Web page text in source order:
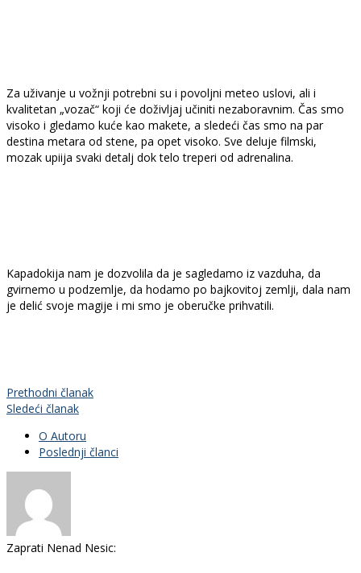
Za uživanje u vožnji potrebni su i povoljni meteo uslovi, ali i
kvalitetan „vozač“ koji će doživljaj učiniti nezaboravnim. Čas smo
visoko i gledamo kuće kao makete, a sledeći čas smo na par
destina metara od stene, pa opet visoko. Sve deluje filmski,
mozak upiija svaki detalj dok telo treperi od adrenalina.
Kapadokija nam je dozvolila da je sagledamo iz vazduha, da
gvirnemo u podzemlje, da hodamo po bajkovitoj zemlji, dala nam
je delić svoje magije i mi smo je oberučke prihvatili.
Prethodni članak
Sledeći članak
O Autoru
Poslednji članci
Zaprati Nenad Nesic: